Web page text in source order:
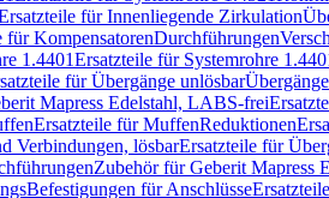
für Innenliegende Zirkulation
für KompensatorenDurchführungen
1.4401Ersatzteile für Systemrohre
für Übergänge unlösbar
Mapress Edelstahl, LABS-frei
Ersatzteile für MuffenReduktionen
Verbindungen, lösbarErsatzteile für
Zubehör für Geberit Mapress
Befestigungen für Anschlüsse